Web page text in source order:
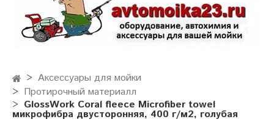
Аксессуары для мойки
Протирочный материалл
GlossWork Coral fleece Microfiber towel
микрофибра двусторонняя, 400 г/м2, голубая